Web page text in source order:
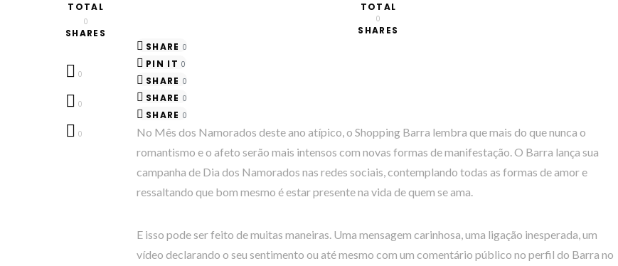
TOTAL
0
SHARES
0
0
0
TOTAL
0
SHARES
SHARE 0
PIN IT 0
SHARE 0
SHARE 0
SHARE 0
No Mês dos Namorados deste ano atípico, o Shopping Barra lembra que mais do que nunca o
romantismo e o afeto serão mais intensos com novas formas de manifestação. O Barra lança sua
campanha de Dia dos Namorados nas redes sociais, contemplando todas as formas de amor e
ressaltando que bom mesmo é estar presente na vida de quem se ama.
E isso pode ser feito de muitas maneiras. Uma mensagem carinhosa, uma ligação inesperada, um
vídeo declarando o seu sentimento ou até mesmo com um comentário público no perfil do Barra no